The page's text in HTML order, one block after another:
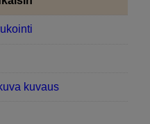
kuvaus